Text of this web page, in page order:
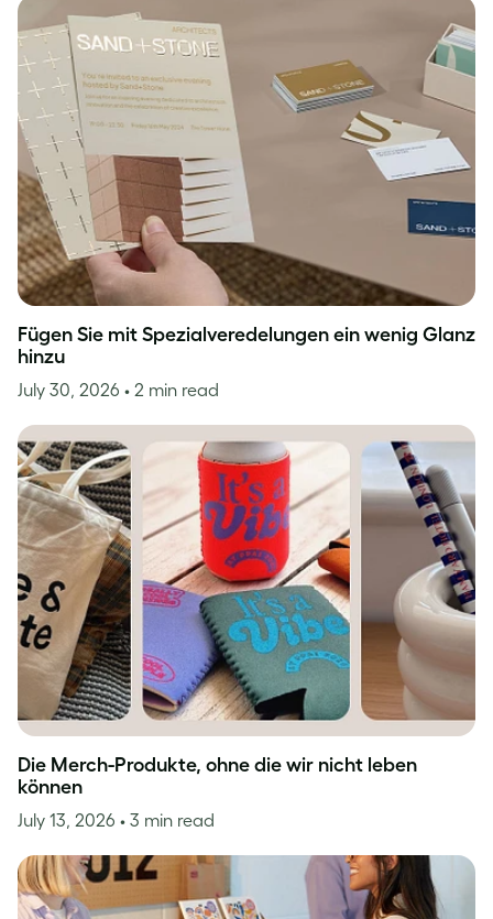
Fügen Sie mit Spezialveredelungen ein wenig Glanz
hinzu
July 30, 2026 • 2 min read
Die Merch-Produkte, ohne die wir nicht leben
können
July 13, 2026 • 3 min read